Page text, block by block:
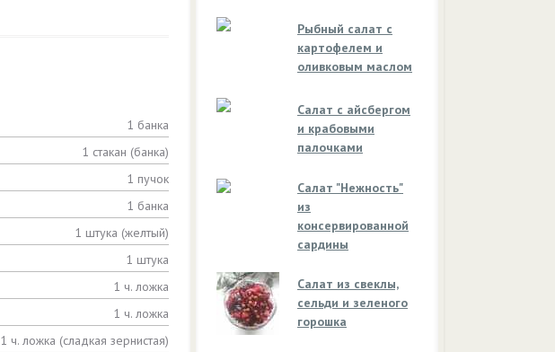
1 банка
1 стакан (банка)
1 пучок
1 банка
1 штука (желтый)
1 штука
1 ч. ложка
1 ч. ложка
1 ч. ложка (сладкая зернистая)
Рыбный салат с
картофелем и
оливковым маслом
Салат с айсбергом
и крабовыми
палочками
Салат "Нежность"
из
консервированной
сардины
Салат из свеклы,
сельди и зеленого
горошка